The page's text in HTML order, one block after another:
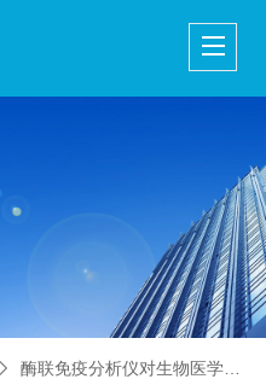
酶联免疫分析仪对生物医学领域做出了哪些贡献？